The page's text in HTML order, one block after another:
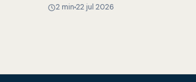
trekken. Maar i…
2 min 22 jul 2026